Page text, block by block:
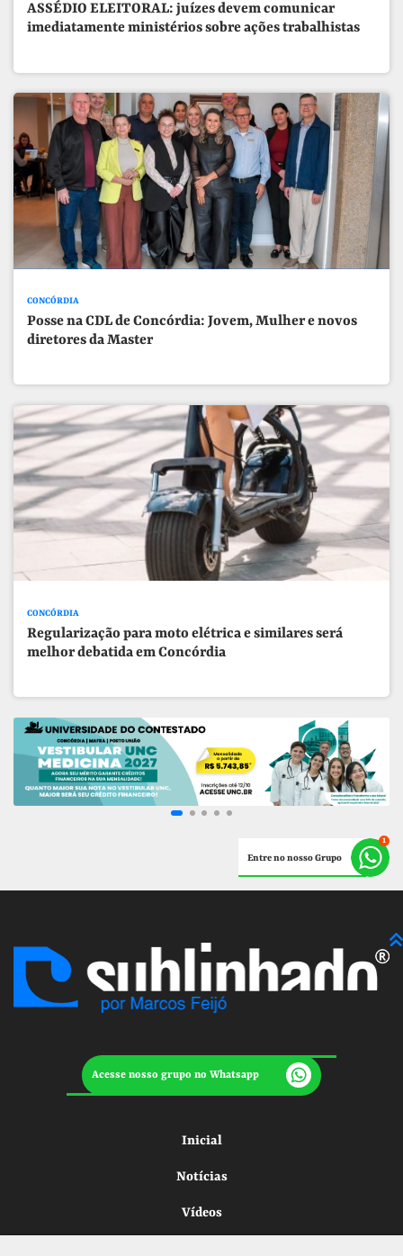
ASSÉDIO ELEITORAL: juízes devem comunicar
imediatamente ministérios sobre ações trabalhistas
CONCÓRDIA
Posse na CDL de Concórdia: Jovem, Mulher e novos
diretores da Master
CONCÓRDIA
Regularização para moto elétrica e similares será
melhor debatida em Concórdia
Entre no nosso Grupo
Acesse nosso grupo no Whatsapp
Inicial
Notícias
Vídeos